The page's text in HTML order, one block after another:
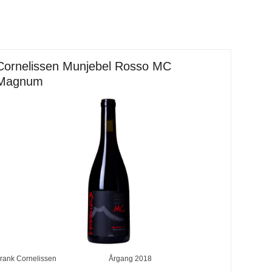
Munjebel Rosso MC
Cornelissen Årgang 2018